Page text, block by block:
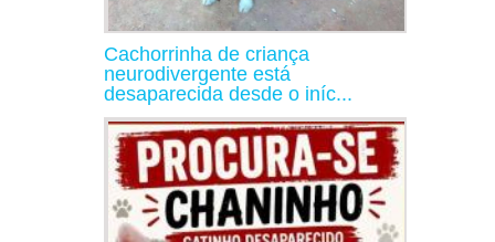
Cachorrinha de criança
neurodivergente está
desaparecida desde o iníc...